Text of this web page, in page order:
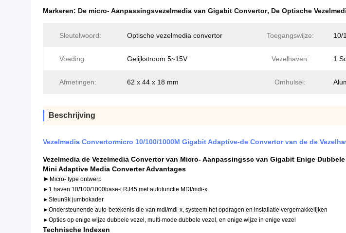
Markeren: De micro- Aanpassingsvezelmedia van Gigabit Convertor, De Optische
Sleutelwoord: Optische vezelmedia convertor Toegangswijze: 10/
Voeding: Gelijkstroom 5~15V Vezelhaven: 1
Afmetingen: 62 x 44 x 18 mm Omhulsel:
Beschrijving
Vezelmedia Convertormicro 10/100/1000M Gigabit Adaptive-de Convertor van de de
Vezelmedia de Vezelmedia Convertor van Micro- Aanpassingssc van Gigabit Enige
Mini Adaptive Media Converter Advantages
► Micro- type ontwerp
►1 haven 10/100/1000base-t RJ45 met autofunctie MDI/mdi-x
►Steun9k jumbokader
►Ondersteunende auto-betekenis die van mdi/mdi-x, systeem het opdragen en installatie vergemakkelijken
►Opties op enige wijze dubbele vezel, multi-mode dubbele vezel, en enige wijze in enige vezel
Technische Indexen